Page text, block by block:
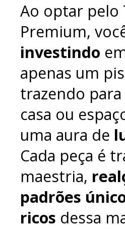
Ao optar pelo
Premium,
investindo
apenas um
trazendo
casa ou
uma aura de
Cada peça é
maestria,
padrões
ricos dessa